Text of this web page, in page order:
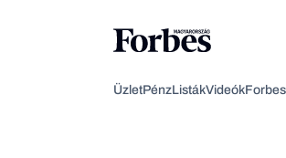
ÜzletPénzListákVideók